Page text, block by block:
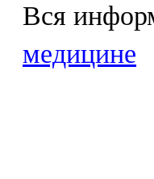
Вся
медицине